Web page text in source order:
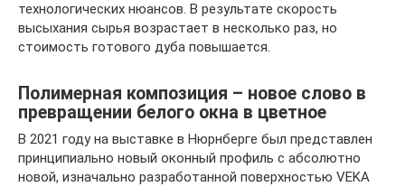
технологических нюансов. В результате скорость
высыхания сырья возрастает в несколько раз, но
стоимость готового дуба повышается.
Полимерная композиция – новое слово в
превращении белого окна в цветное
В 2021 году на выставке в Нюрнберге был представлен
принципиально новый оконный профиль с абсолютно
новой, изначально разработанной поверхностью VEKA